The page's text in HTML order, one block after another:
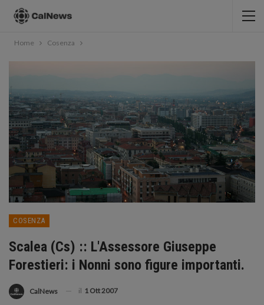
Home Cosenza
COSENZA
Scalea (Cs) :: L'Assessore Giuseppe
Forestieri: i Nonni sono figure importanti.
CalNews il 1 Ott 2007